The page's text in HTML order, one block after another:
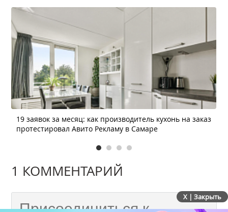
19 заявок за месяц: как производитель кухонь на заказ
протестировал Авито Рекламу в Самаре
1 КОММЕНТАРИЙ
X | Закрыть